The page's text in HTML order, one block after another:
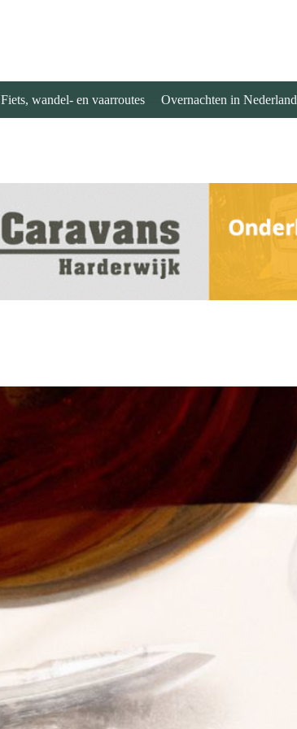
Fiets, wandel- en vaarroutes Overnachten in Nederland